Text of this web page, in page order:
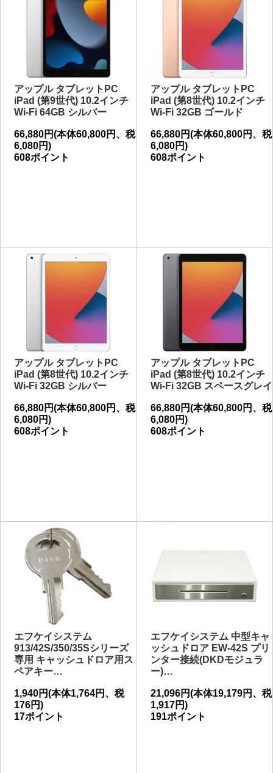
アップル タブレットPC
iPad (第9世代) 10.2インチ
Wi-Fi 64GB シルバー
66,880円(本体60,800円、税
6,080円)
608ポイント
アップル タブレットPC
iPad (第8世代) 10.2インチ
Wi-Fi 32GB ゴールド
66,880円(本体60,800円、税
6,080円)
608ポイント
アップル タブレットPC
iPad (第8世代) 10.2インチ
Wi-Fi 32GB シルバー
66,880円(本体60,800円、税
6,080円)
608ポイント
アップル タブレットPC
iPad (第8世代) 10.2インチ
Wi-Fi 32GB スペースグレイ
66,880円(本体60,800円、税
6,080円)
608ポイント
エフケイシステム
913/42S/350/35Sシリーズ
専用 キャッシュドロア用ス
ペアキー…
1,940円(本体1,764円、税
176円)
17ポイント
エフケイシステム 中型キャ
ッシュドロア EW-42S プリ
ンター接続(DKDモジュラ
ー)…
21,096円(本体19,179円、税
1,917円)
191ポイント